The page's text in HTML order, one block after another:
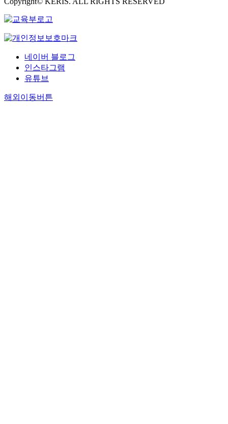
네이버 블로그
인스타그램
유튜브
해외이동버튼